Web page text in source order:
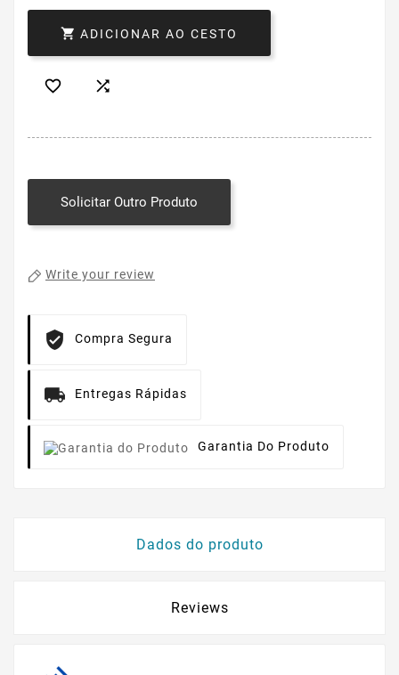
 ADICIONAR AO CESTO
 
Solicitar Outro Produto
Write your review
Compra Segura
Entregas Rápidas
Garantia Do Produto
Dados do produto
Reviews